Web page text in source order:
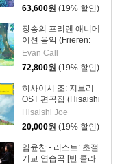
No. 4) [LP]
63,600원 (19% 할인)
장송의 프리렌 애니메
이션 음악 (Frieren:
Beyond Journey's
End - Original
Soundtrack) [블루 &
그린 컬러 2LP]
Evan Call
72,800원 (19% 할인)
히사이시 조: 지브리
OST 편곡집 (Hisaishi
Joe: Symphonic
Celebration)
Hisaishi Joe
20,000원 (19% 할인)
임윤찬 - 리스트: 초절
기교 연습곡 [반 클라